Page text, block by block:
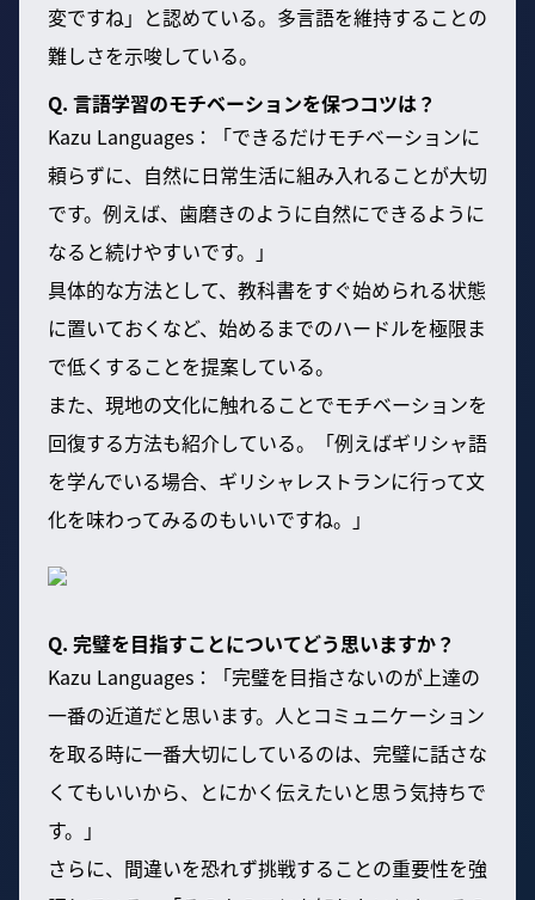
変ですね」と認めている。多言語を維持することの
難しさを示唆している。
Q. 言語学習のモチベーションを保つコツは？
Kazu Languages：「できるだけモチベーションに
頼らずに、自然に日常生活に組み入れることが大切
です。例えば、歯磨きのように自然にできるように
なると続けやすいです。」
具体的な方法として、教科書をすぐ始められる状態
に置いておくなど、始めるまでのハードルを極限ま
で低くすることを提案している。
また、現地の文化に触れることでモチベーションを
回復する方法も紹介している。「例えばギリシャ語
を学んでいる場合、ギリシャレストランに行って文
化を味わってみるのもいいですね。」
Q. 完璧を目指すことについてどう思いますか？
Kazu Languages：「完璧を目指さないのが上達の
一番の近道だと思います。人とコミュニケーション
を取る時に一番大切にしているのは、完璧に話さな
くてもいいから、とにかく伝えたいと思う気持ちで
す。」
さらに、間違いを恐れず挑戦することの重要性を強